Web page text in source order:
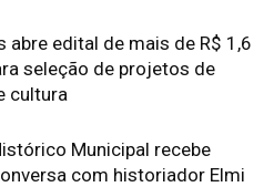
abre edital de mais de R$ 1,6
seleção de projetos de
cultura
Municipal recebe
com historiador Elmi